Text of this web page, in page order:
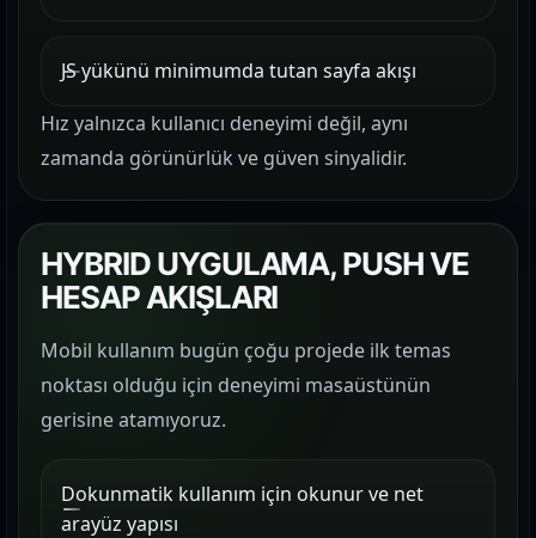
JS yükünü minimumda tutan sayfa akışı
Hız yalnızca kullanıcı deneyimi değil, aynı
zamanda görünürlük ve güven sinyalidir.
HYBRID UYGULAMA, PUSH VE
HESAP AKIŞLARI
Mobil kullanım bugün çoğu projede ilk temas
noktası olduğu için deneyimi masaüstünün
gerisine atamıyoruz.
Dokunmatik kullanım için okunur ve net
arayüz yapısı